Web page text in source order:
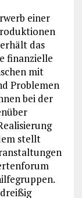
einer
das
finanzielle
mit
Problemen
bei der
stellt